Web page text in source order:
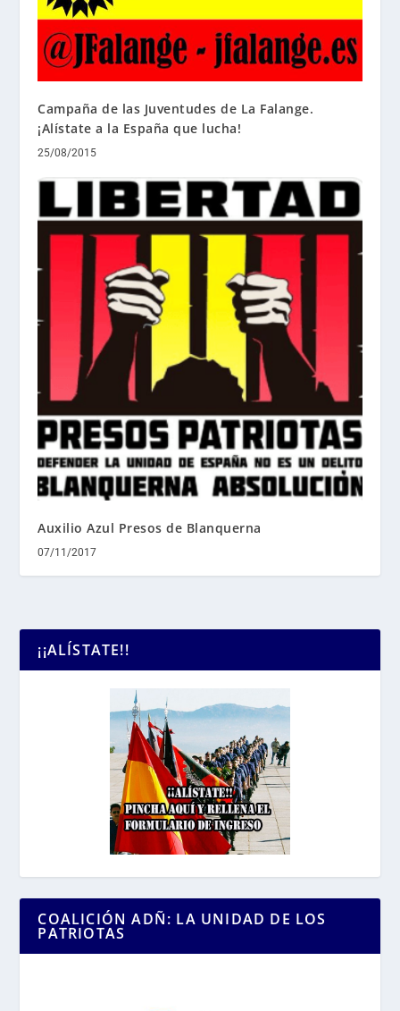
Campaña de las Juventudes de La Falange.
¡Alístate a la España que lucha!
25/08/2015
Auxilio Azul Presos de Blanquerna
07/11/2017
¡¡ALÍSTATE!!
COALICIÓN ADÑ: LA UNIDAD DE LOS
PATRIOTAS